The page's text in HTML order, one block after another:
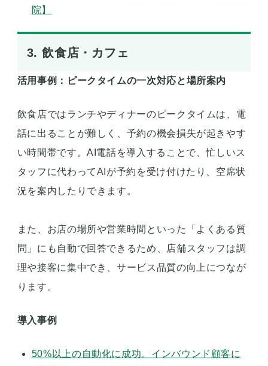
院】
3. 飲食店・カフェ
活用事例：ピークタイムの一次対応と場所案内
飲食店ではランチやディナーのピークタイムは、電
話に出ることが難しく、予約の機会損失が起きやす
い時間帯です。AI電話を導入することで、忙しいス
タッフに代わってAIが予約を受け付けたり、空席状
況を案内したりできます。
また、お店の場所や営業時間といった「よくある質
問」にも自動で回答できるため、店舗スタッフは調
理や接客に集中でき、サービス品質の向上につなが
ります。
導入事例
50%以上の自動化に成功。インバウンド顧客に